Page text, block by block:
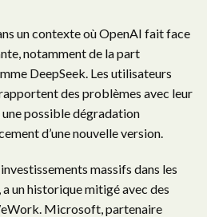
un contexte où OpenAI fait face
notamment de la part
DeepSeek. Les utilisateurs
des problèmes avec leur
possible dégradation
d’une nouvelle version.
massifs dans les
un historique mitigé avec des
Microsoft, partenaire